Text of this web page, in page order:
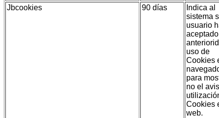
Jbcookies
90 días
Indica al
sistema
usuario
uso de
Cookies
para
no el
Cookies
web.